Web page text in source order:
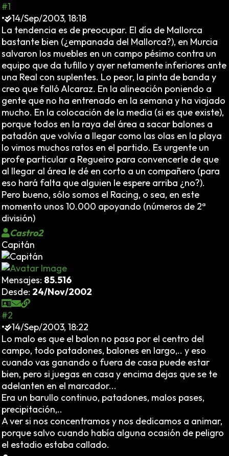
#1
•
14/Sep/2003, 18:18
La tendencia es de preocupar. El día de Mallorca
bastante bien (¿empanada del Mallorca?), en Murcia
salvaron los muebles en un campo pésimo contra un
equipo que da tufillo y ayer netamente inferiores ante
una Real con suplentes. Lo peor, la pinta de banda y
creo que falló Alcaraz. En la alineación poniendo a
gente que no ha entrenado en la semana y ha viajado
mucho. En la colocación de la media (si es que existe),
porque todos en la raya del área a sacar balones a
patadón que volvía a llegar como las olas en la playa
lo vimos muchos ratos en el partido. Es urgente un
profe particular a Regueiro para convencerle de que
al llegar al área le dé en corto a un compañero (para
eso hará falta que alguien le espere arriba ¿no?).
Pero bueno, sólo somos el Racing, o sea, en este
momento unos 10.000 apoyando (números de 2ª
división)
Castro2
Capitán
Mensajes: 85.516
Desde: 24/Nov/2002
#2
•
14/Sep/2003, 18:22
Lo malo es que el balon no pasa por el centro del
campo, todo patadones, balones en largo,.. y eso
cuando vas ganando o fuera de casa puede estar
bien, pero si juegas en casa y encima dejas que se te
adelanten en el marcador...
Era un barullo continuo, patadones, malos pases,
precipitación,..
A ver si nos concentramos y nos dedicamos a animar,
porque salvo cuando había alguna ocasión de peligro
el estadio estaba callado.